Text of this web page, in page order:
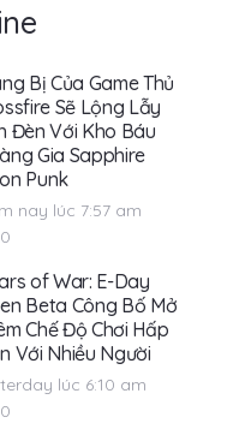
Bị Của Game Thủ
Sẽ Lộng Lẫy
Đèn Với Kho Báu
Gia Sapphire
Punk
nay lúc 7:57 am
0
of War: E-Day
Beta Công Bố Mở
Chế Độ Chơi Hấp
Với Nhiều Người
lúc 6:10 am
0